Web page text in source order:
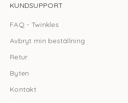
KUNDSUPPORT
FAQ - Twinkles
Avbryt min beställning
Retur
Byten
Kontakt